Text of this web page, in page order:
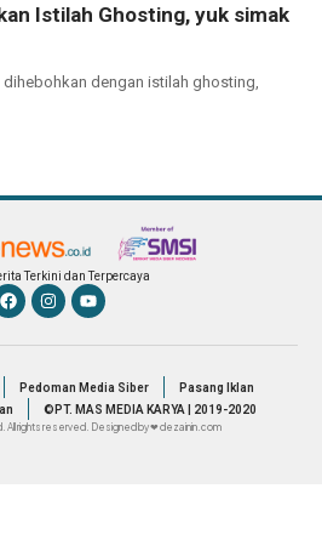
Istilah Ghosting, yuk simak
dihebohkan dengan istilah ghosting,
Terkini dan Terpercaya
Pedoman Media Siber
Pasang Iklan
©PT. MAS MEDIA KARYA | 2019-2020
rights reserved. Designed by ❤ dezainin.com